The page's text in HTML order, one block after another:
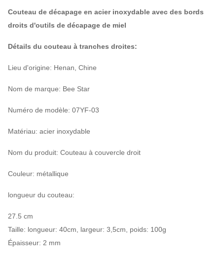
Couteau de décapage en acier inoxydable avec des bords
droits d'outils de décapage de miel
Détails du couteau à tranches droites:
Lieu d'origine: Henan, Chine
Nom de marque: Bee Star
Numéro de modèle: 07YF-03
Matériau: acier inoxydable
Nom du produit: Couteau à couvercle droit
Couleur: métallique
longueur du couteau:
27.5 cm
Taille: longueur: 40cm, largeur: 3,5cm, poids: 100g
Épaisseur: 2 mm